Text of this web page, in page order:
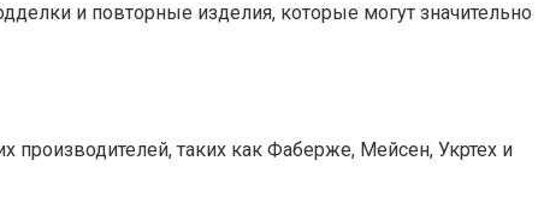
и повторные изделия, которые могут значительно
таких как Фаберже, Мейсен, Укртех и